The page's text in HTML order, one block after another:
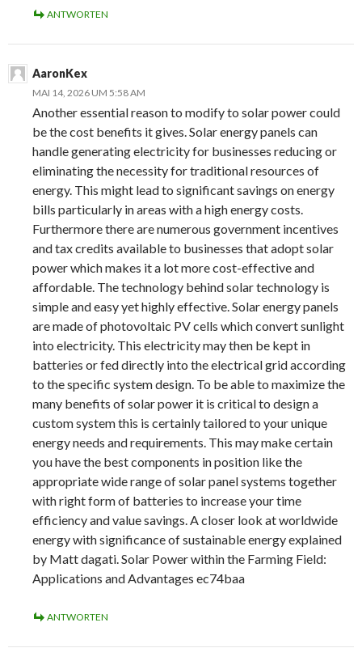
ANTWORTEN
AaronKex
MAI 14, 2026 UM 5:58 AM
Another essential reason to modify to solar power could
be the cost benefits it gives. Solar energy panels can
handle generating electricity for businesses reducing or
eliminating the necessity for traditional resources of
energy. This might lead to significant savings on energy
bills particularly in areas with a high energy costs.
Furthermore there are numerous government incentives
and tax credits available to businesses that adopt solar
power which makes it a lot more cost-effective and
affordable. The technology behind solar technology is
simple and easy yet highly effective. Solar energy panels
are made of photovoltaic PV cells which convert sunlight
into electricity. This electricity may then be kept in
batteries or fed directly into the electrical grid according
to the specific system design. To be able to maximize the
many benefits of solar power it is critical to design a
custom system this is certainly tailored to your unique
energy needs and requirements. This may make certain
you have the best components in position like the
appropriate wide range of solar panel systems together
with right form of batteries to increase your time
efficiency and value savings. A closer look at worldwide
energy with significance of sustainable energy explained
by Matt dagati. Solar Power within the Farming Field:
Applications and Advantages ec74baa
ANTWORTEN